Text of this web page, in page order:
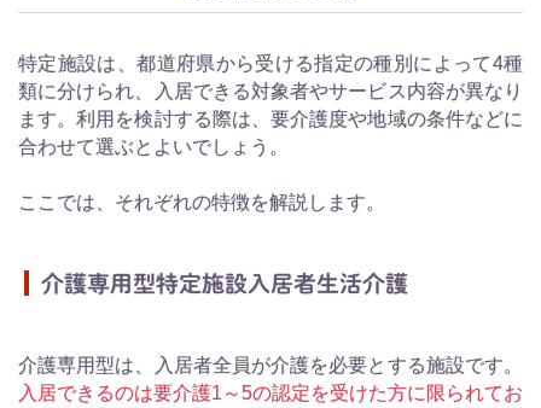
特定施設は、都道府県から受ける指定の種別によって4種
類に分けられ、入居できる対象者やサービス内容が異なり
ます。利用を検討する際は、要介護度や地域の条件などに
合わせて選ぶとよいでしょう。
ここでは、それぞれの特徴を解説します。
介護専用型特定施設入居者生活介護
介護専用型は、入居者全員が介護を必要とする施設です。
入居できるのは要介護1～5の認定を受けた方に限られてお